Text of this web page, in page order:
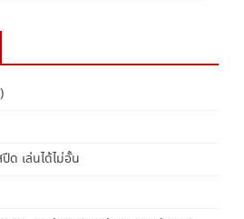
ด เล่นได้ไม่อั้น